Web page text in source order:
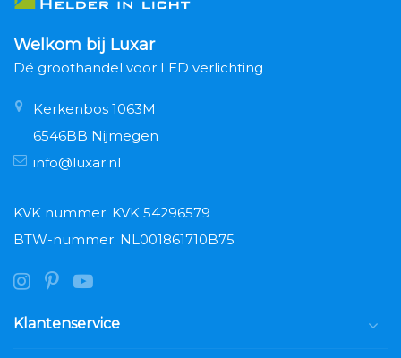
Welkom bij Luxar
Dé groothandel voor LED verlichting
Kerkenbos 1063M
6546BB Nijmegen
info@luxar.nl
KVK nummer: KVK 54296579
BTW-nummer: NL001861710B75
Klantenservice